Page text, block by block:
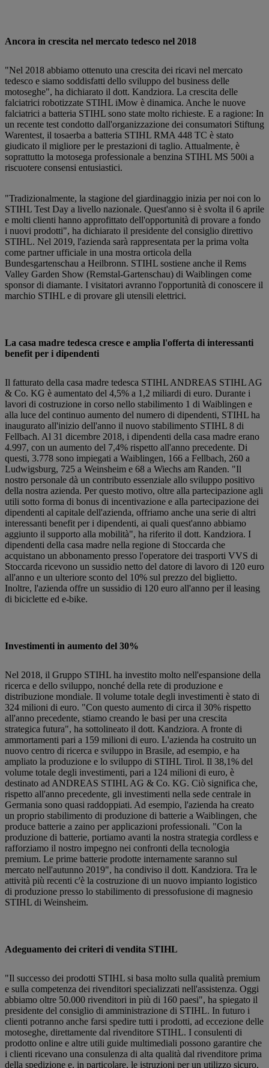
Ancora in crescita nel mercato tedesco nel 2018
"Nel 2018 abbiamo ottenuto una crescita dei ricavi nel mercato
tedesco e siamo soddisfatti dello sviluppo del business delle
motoseghe", ha dichiarato il dott. Kandziora. La crescita delle
falciatrici robotizzate STIHL iMow è dinamica. Anche le nuove
falciatrici a batteria STIHL sono state molto richieste. E a ragione: In
un recente test condotto dall'organizzazione dei consumatori Stiftung
Warentest, il tosaerba a batteria STIHL RMA 448 TC è stato
giudicato il migliore per le prestazioni di taglio. Attualmente, è
soprattutto la motosega professionale a benzina STIHL MS 500i a
riscuotere consensi entusiastici.
"Tradizionalmente, la stagione del giardinaggio inizia per noi con lo
STIHL Test Day a livello nazionale. Quest'anno si è svolta il 6 aprile
e molti clienti hanno approfittato dell'opportunità di provare a fondo
i nuovi prodotti", ha dichiarato il presidente del consiglio direttivo
STIHL. Nel 2019, l'azienda sarà rappresentata per la prima volta
come partner ufficiale in una mostra orticola della
Bundesgartenschau a Heilbronn. STIHL sostiene anche il Rems
Valley Garden Show (Remstal-Gartenschau) di Waiblingen come
sponsor di diamante. I visitatori avranno l'opportunità di conoscere il
marchio STIHL e di provare gli utensili elettrici.
La casa madre tedesca cresce e amplia l'offerta di interessanti
benefit per i dipendenti
Il fatturato della casa madre tedesca STIHL ANDREAS STIHL AG
& Co. KG è aumentato del 4,5% a 1,2 miliardi di euro. Durante i
lavori di costruzione in corso nello stabilimento 1 di Waiblingen e
alla luce del continuo aumento del numero di dipendenti, STIHL ha
inaugurato all'inizio dell'anno il nuovo stabilimento STIHL 8 di
Fellbach. Al 31 dicembre 2018, i dipendenti della casa madre erano
4.997, con un aumento del 7,4% rispetto all'anno precedente. Di
questi, 3.778 sono impiegati a Waiblingen, 166 a Fellbach, 260 a
Ludwigsburg, 725 a Weinsheim e 68 a Wiechs am Randen. "Il
nostro personale dà un contributo essenziale allo sviluppo positivo
della nostra azienda. Per questo motivo, oltre alla partecipazione agli
utili sotto forma di bonus di incentivazione e alla partecipazione dei
dipendenti al capitale dell'azienda, offriamo anche una serie di altri
interessanti benefit per i dipendenti, ai quali quest'anno abbiamo
aggiunto il supporto alla mobilità", ha riferito il dott. Kandziora. I
dipendenti della casa madre nella regione di Stoccarda che
acquistano un abbonamento presso l'operatore dei trasporti VVS di
Stoccarda ricevono un sussidio netto del datore di lavoro di 120 euro
all'anno e un ulteriore sconto del 10% sul prezzo del biglietto.
Inoltre, l'azienda offre un sussidio di 120 euro all'anno per il leasing
di biciclette ed e-bike.
Investimenti in aumento del 30%
Nel 2018, il Gruppo STIHL ha investito molto nell'espansione della
ricerca e dello sviluppo, nonché della rete di produzione e
distribuzione mondiale. Il volume totale degli investimenti è stato di
324 milioni di euro. "Con questo aumento di circa il 30% rispetto
all'anno precedente, stiamo creando le basi per una crescita
strategica futura", ha sottolineato il dott. Kandziora. A fronte di
ammortamenti pari a 159 milioni di euro. L'azienda ha costruito un
nuovo centro di ricerca e sviluppo in Brasile, ad esempio, e ha
ampliato la produzione e lo sviluppo di STIHL Tirol. Il 38,1% del
volume totale degli investimenti, pari a 124 milioni di euro, è
destinato ad ANDREAS STIHL AG & Co. KG. Ciò significa che,
rispetto all'anno precedente, gli investimenti nella sede centrale in
Germania sono quasi raddoppiati. Ad esempio, l'azienda ha creato
un proprio stabilimento di produzione di batterie a Waiblingen, che
produce batterie a zaino per applicazioni professionali. "Con la
produzione di batterie, portiamo avanti la nostra strategia cordless e
rafforziamo il nostro impegno nei confronti della tecnologia
premium. Le prime batterie prodotte internamente saranno sul
mercato nell'autunno 2019", ha condiviso il dott. Kandziora. Tra le
attività più recenti c'è la costruzione di un nuovo impianto logistico
di produzione presso lo stabilimento di pressofusione di magnesio
STIHL di Weinsheim.
Adeguamento dei criteri di vendita STIHL
"Il successo dei prodotti STIHL si basa molto sulla qualità premium
e sulla competenza dei rivenditori specializzati nell'assistenza. Oggi
abbiamo oltre 50.000 rivenditori in più di 160 paesi", ha spiegato il
presidente del consiglio di amministrazione di STIHL. In futuro i
clienti potranno anche farsi spedire tutti i prodotti, ad eccezione delle
motoseghe, direttamente dal rivenditore STIHL. I consulenti di
prodotto online e altre utili guide multimediali possono garantire che
i clienti ricevano una consulenza di alta qualità dal rivenditore prima
della spedizione e, in particolare, le istruzioni per un utilizzo sicuro.